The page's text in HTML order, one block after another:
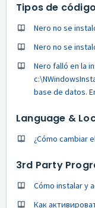
Tipos de
Nero no se
Nero no se
Nero falló en la
base de datos.
Language &
¿Cómo cambiar
3rd Party
Cómo instalar y
Как